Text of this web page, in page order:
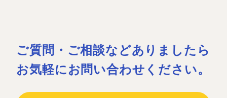
ご質問・ご相談などありましたら
お気軽にお問い合わせください。